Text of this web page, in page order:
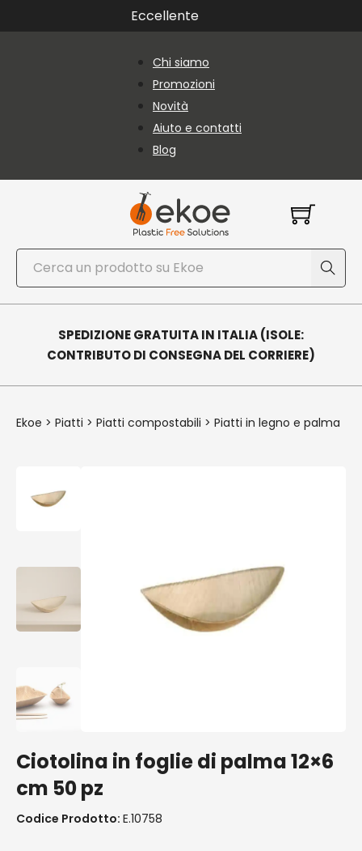
Vai al contenuto principale
Vai al piè di paginaEccellente
Chi siamo
Promozioni
Novità
Aiuto e contatti
Blog
Cerca
SPEDIZIONE GRATUITA IN ITALIA (ISOLE:
CONTRIBUTO DI CONSEGNA DEL CORRIERE)
Ekoe > Piatti > Piatti compostabili > Piatti in legno e palma
Ciotolina in foglie di palma 12×6
cm 50 pz
Codice Prodotto: E.10758